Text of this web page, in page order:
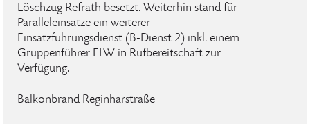
Löschzug Refrath besetzt. Weiterhin stand für
Paralleleinsätze ein weiterer
Einsatzführungsdienst (B-Dienst 2) inkl. einem
Gruppenführer ELW in Rufbereitschaft zur
Verfügung.
Balkonbrand Reginharstraße